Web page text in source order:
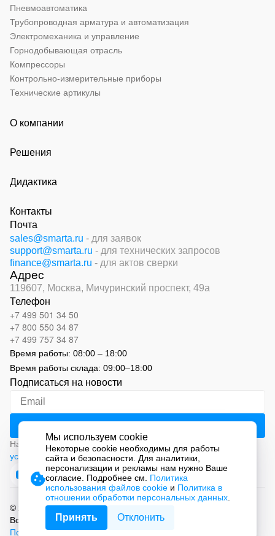
Пневмоавтоматика
Трубопроводная арматура и автоматизация
Электромеханика и управление
Горнодобывающая отрасль
Компрессоры
Контрольно-измерительные приборы
Технические артикулы
О компании
Решения
Дидактика
Контакты
Почта
sales@smarta.ru - для заявок
support@smarta.ru - для технических запросов
finance@smarta.ru - для актов сверки
Адрес
119607, Москва, Мичуринский проспект, 49а
Телефон
+7 499 501 34 50
+7 800 550 34 87
+7 499 757 34 87
Время работы: 08:00 – 18:00
Время работы склада: 09:00–18:00
Подписаться на новости
Нажимая на кнопку «Подписаться», вы соглашаетесь с
условиями обработки персональных данных
© 2026 ООО «СМАРТ Автоматизация»
Все права защищены.
Политика обработки персональных данных
Мы используем cookie
Некоторые cookie необходимы для работы
сайта и безопасности. Для аналитики,
персонализации и рекламы нам нужно Ваше
согласие. Подробнее см. Политика
использования файлов cookie и Политика в
отношении обработки персональных данных
Принять Отклонить